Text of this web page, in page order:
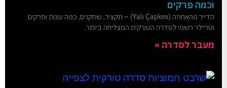
וכמה פרקים
הדייר מהאחוזה (Yalı Çapkını) – תקציר, שחקנים, כמה עונות ופרקים
וטריילר רשמי לסדרה הטורקית המצליחה ביותר.
מעבר לסדרה »